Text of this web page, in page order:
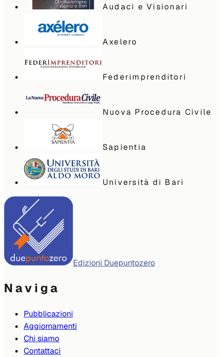
Audaci e Visionari
Axelero
Federimprenditori
Nuova Procedura Civile
Sapientia
Università di Bari
Edizioni Duepuntozero
Naviga
Pubblicazioni
Aggiornamenti
Chi siamo
Contattaci